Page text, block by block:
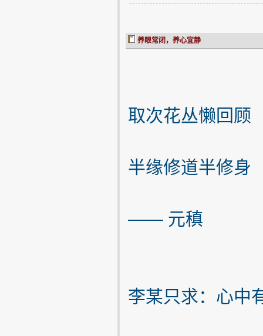
养眼常闭，养心宜静
取次花丛懒回顾
半缘修道半修身
—— 元稹
李某只求：心中